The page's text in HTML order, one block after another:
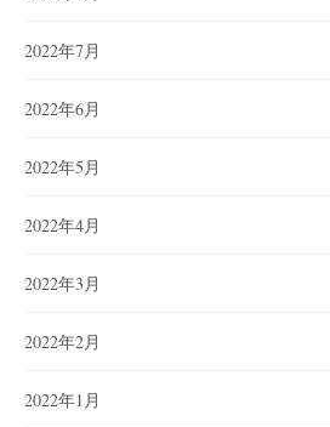
2022年7月
2022年6月
2022年5月
2022年4月
2022年3月
2022年2月
2022年1月